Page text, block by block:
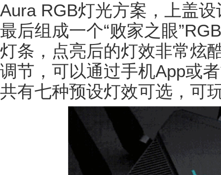
Aura RGB灯光方案，上盖
最后组成一个“败家之眼
灯条，点亮后的灯效非常炫
调节，可以通过手机App或
共有七种预设灯效可选，可